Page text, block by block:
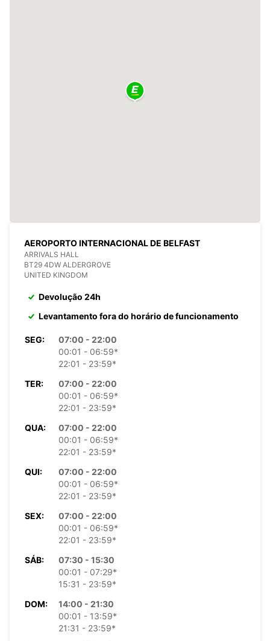
AEROPORTO INTERNACIONAL DE BELFAST
ARRIVALS HALL
BT29 4DW ALDERGROVE
UNITED KINGDOM
Devolução 24h
Levantamento fora do horário de funcionamento
SEG:
07:00 - 22:00
00:01 - 06:59*
22:01 - 23:59*
TER:
07:00 - 22:00
00:01 - 06:59*
22:01 - 23:59*
QUA:
07:00 - 22:00
00:01 - 06:59*
22:01 - 23:59*
QUI:
07:00 - 22:00
00:01 - 06:59*
22:01 - 23:59*
SEX:
07:00 - 22:00
00:01 - 06:59*
22:01 - 23:59*
SÁB:
07:30 - 15:30
00:01 - 07:29*
15:31 - 23:59*
DOM:
14:00 - 21:30
00:01 - 13:59*
21:31 - 23:59*